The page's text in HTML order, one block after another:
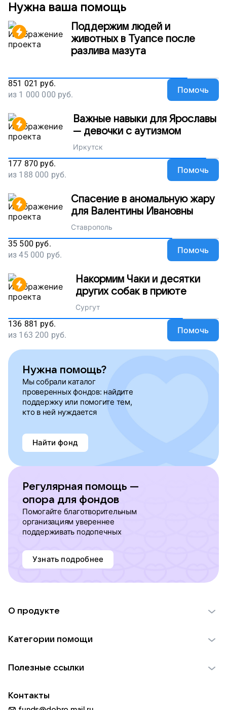
Нужна ваша помощь
Поддержим людей и
животных в Туапсе после
разлива мазута
851 021 руб.
из 1 000 000 руб. Помочь
Важные навыки для Ярославы
— девочки с аутизмом
Иркутск
177 870 руб.
из 188 000 руб. Помочь
Спасение в аномальную жару
для Валентины Ивановны
Ставрополь
35 500 руб.
из45 000 руб. Помочь
Накормим Чаки и десятки
других собак в приюте
Сургут
136 881 руб.
из 163 200 руб. Помочь
Нужна помощь?
Мы собрали каталог
проверенных фондов: найдите
поддержку или помогите тем,
кто в ней нуждается
Найти фонд
Регулярная помощь —
опора для фондов
Помогайте благотворительным
организациям увереннее
поддерживать подопечных
Узнать подробнее
О продукте
Использование материалов
Для НКО
Категории помощи
Пожилым
Животным
Полезные ссылки
Контакты